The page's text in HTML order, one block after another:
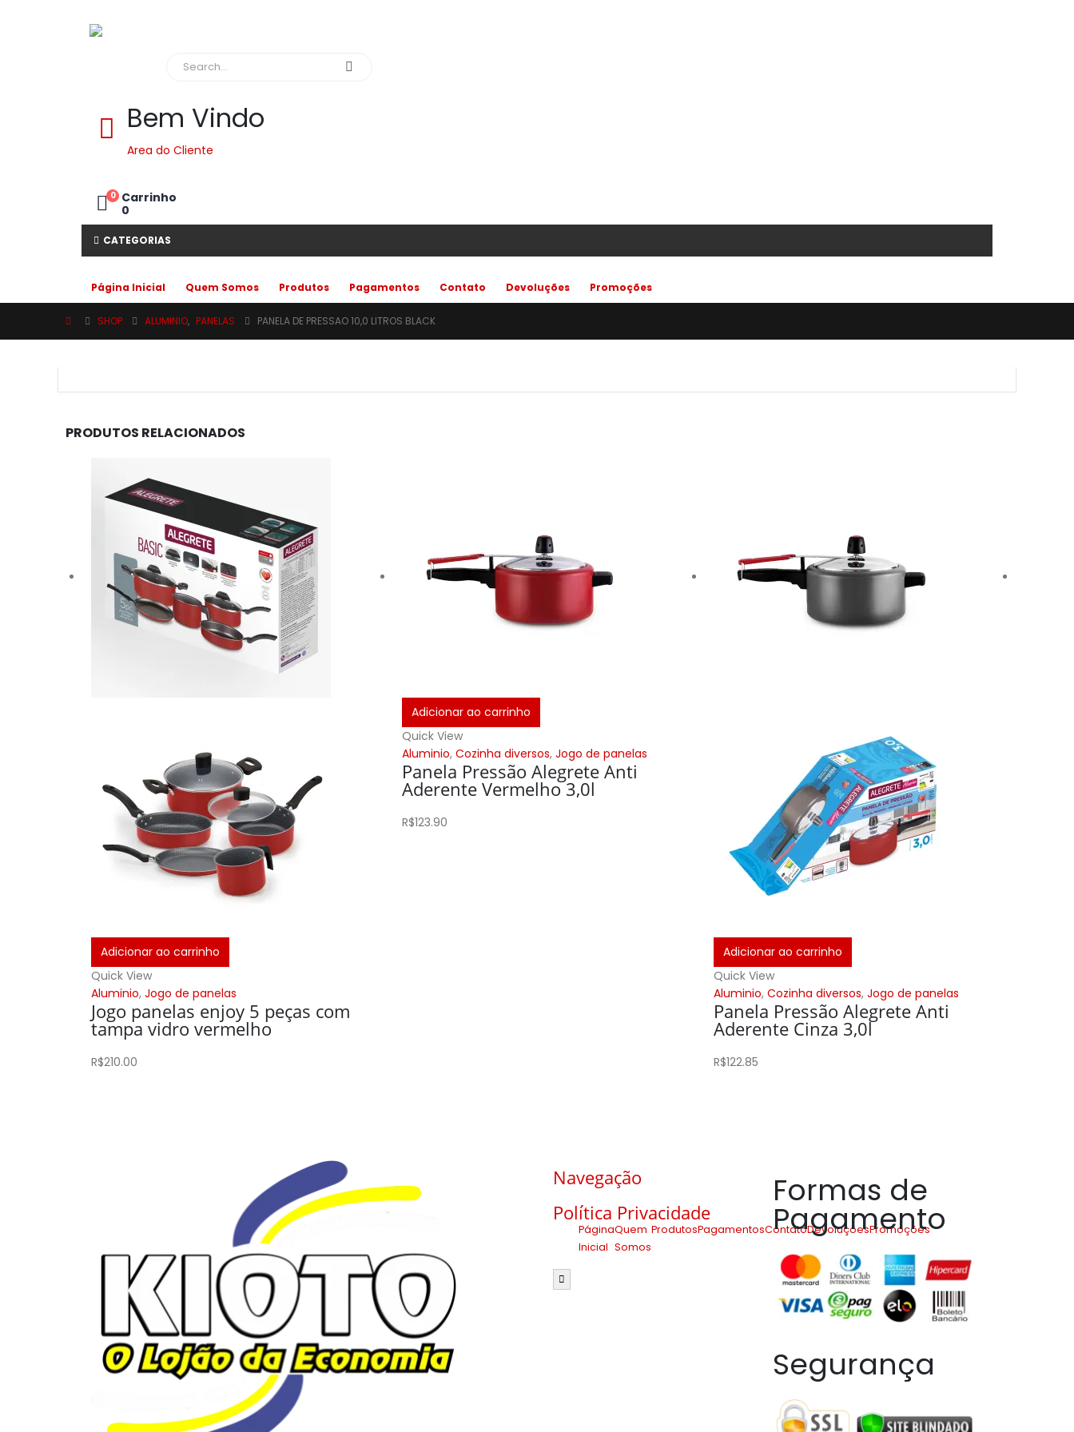
Bem Vindo
Area do Cliente
0 Carrinho
0
CATEGORIAS
Página Inicial Quem Somos Produtos Pagamentos Contato Devoluções Promoções
SHOP ALUMINIO, PANELAS PANELA DE PRESSAO 10,0 LITROS BLACK
PRODUTOS RELACIONADOS
Adicionar ao carrinho
Quick View
Aluminio, Jogo de panelas
Jogo panelas enjoy 5 peças com
tampa vidro vermelho
R$210.00
Adicionar ao carrinho
Quick View
Aluminio,Cozinha diversos,Jogo de panelas
Panela Pressão Alegrete Anti
Aderente Vermelho 3,0l
R$123.90
Adicionar ao carrinho
Quick View
Aluminio, Cozinha diversos, Jogo de panelas
Panela Pressão Alegrete Anti
Aderente Cinza 3,0l
R$122.85
Navegação
Política Privacidade
Página
Inicial
Quem
Somos
ProdutosPagamentosContatoDevoluçõesPromoções
Menu de alternância de hambúrguer
Formas de
Pagamento
Segurança